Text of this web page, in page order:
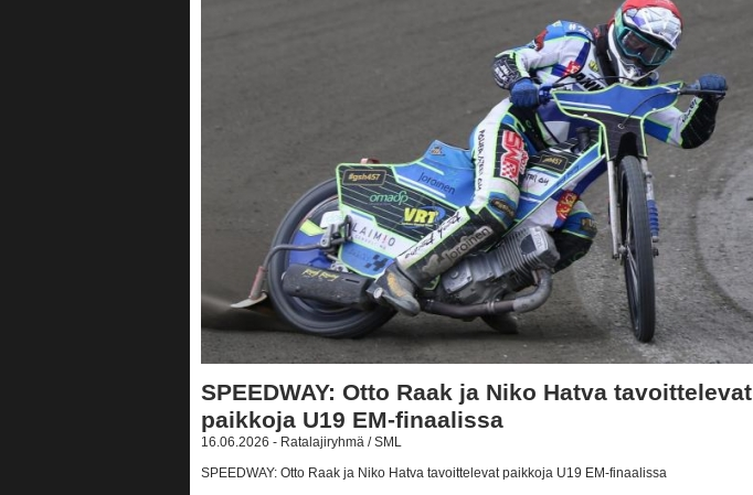
SPEEDWAY: Otto Raak ja Niko Hatva tavoittelevat
paikkoja U19 EM-finaalissa
16.06.2026 - Ratalajiryhmä / SML
SPEEDWAY: Otto Raak ja Niko Hatva tavoittelevat paikkoja U19 EM-finaalissa